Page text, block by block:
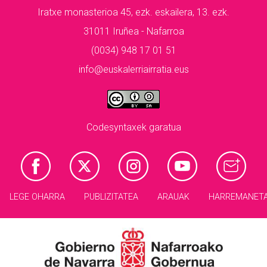
Iratxe monasterioa 45, ezk. eskailera, 13. ezk.
31011 Iruñea - Nafarroa
(0034) 948 17 01 51
info@euskalerriairratia.eus
Codesyntaxek garatua
LEGE OHARRA PUBLIZITATEA ARAUAK